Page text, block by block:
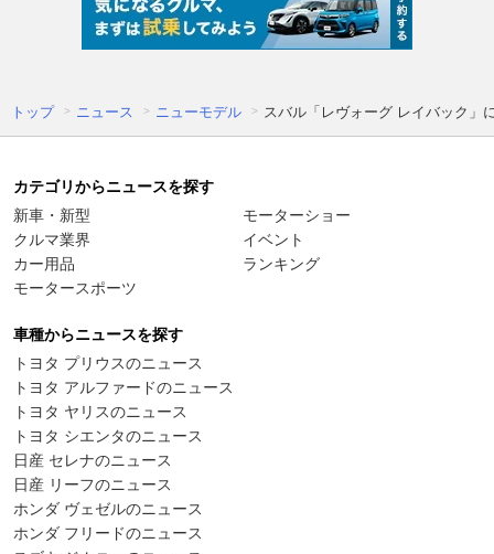
トップ ニュース ニューモデル スバル「レヴォーグ レイバック」
カテゴリからニュースを探す
新車・新型
クルマ業界
カー用品
モータースポーツ
モーターショー
イベント
ランキング
車種からニュースを探す
トヨタ プリウスのニュース
トヨタ アルファードのニュース
トヨタ ヤリスのニュース
トヨタ シエンタのニュース
日産 セレナのニュース
日産 リーフのニュース
ホンダ ヴェゼルのニュース
ホンダ フリードのニュース